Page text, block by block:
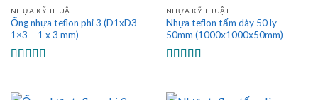
NHỰA KỸ THUẬT
Ống nhựa teflon phi 3 (D1xD3 –
1×3 – 1 x 3 mm)
sao
NHỰA KỸ THUẬT
Nhựa teflon tấm dày 50 ly –
50mm (1000x1000x50mm)
sao